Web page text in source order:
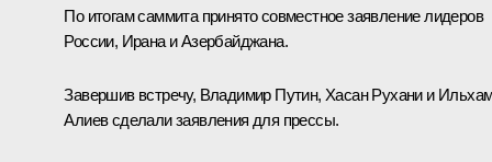
По итогам саммита принятосовместное заявлениелидеров
России, Ирана и Азербайджана.
Завершив встречу, Владимир Путин, Хасан Рухании
Алиевсделализаявления для прессы.